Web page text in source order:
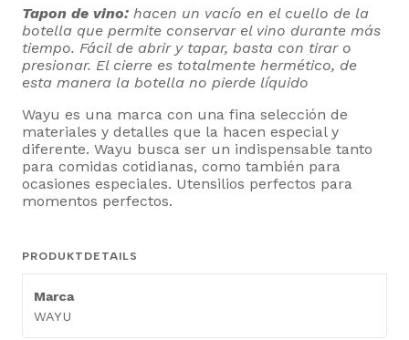
Tapon de vino: hacen un vacío en el cuello de la
botella que permite conservar el vino durante más
tiempo. Fácil de abrir y tapar, basta con tirar o
presionar. El cierre es totalmente hermético, de
esta manera la botella no pierde líquido
Wayu es una marca con una fina selección de
materiales y detalles que la hacen especial y
diferente. Wayu busca ser un indispensable tanto
para comidas cotidianas, como también para
ocasiones especiales. Utensilios perfectos para
momentos perfectos.
PRODUKTDETAILS
Marca
WAYU